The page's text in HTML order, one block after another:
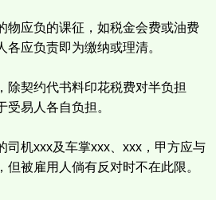
应负的课征，如税金会费或油费
应负责即为缴纳或理清。
契约代书料印花税费对半负担
易人各自负担。
机xxx及车掌xxx、xxx，甲方应与
但被雇用人倘有反对时不在此限。